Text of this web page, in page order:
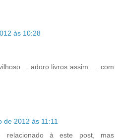
às 10:28
.adoro livros assim..... com
de 2012 às 11:11
à este post, mas